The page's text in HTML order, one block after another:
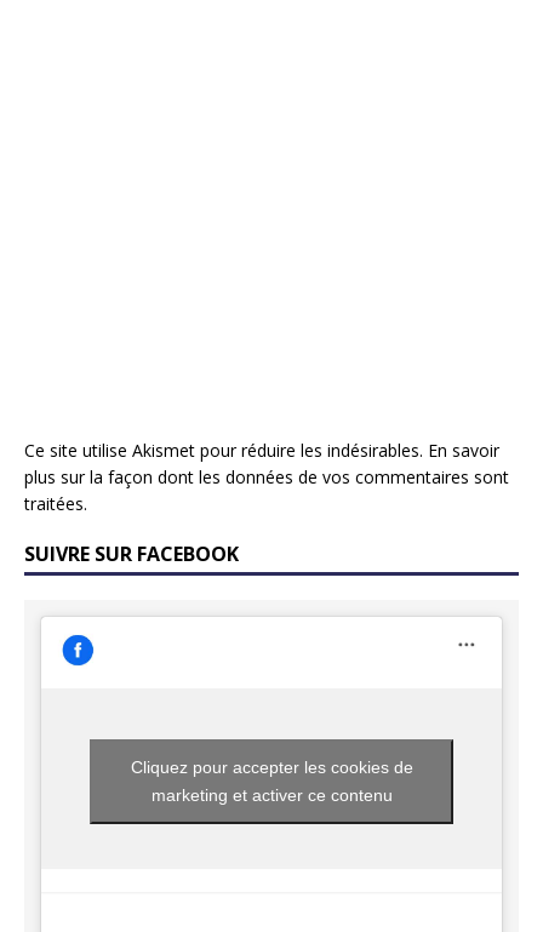
Ce site utilise Akismet pour réduire les indésirables. En savoir
plus sur la façon dont les données de vos commentaires sont
traitées.
SUIVRE SUR FACEBOOK
Cliquez pour accepter les cookies de
marketing et activer ce contenu